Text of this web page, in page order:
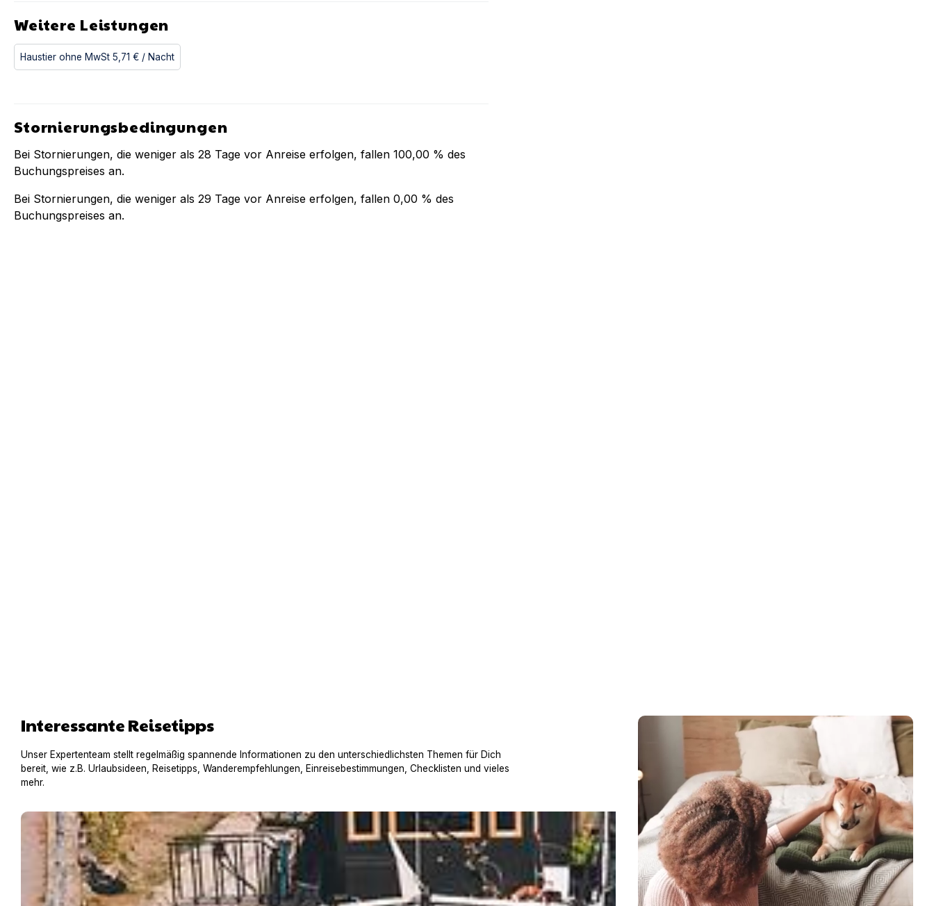
Weitere Leistungen
Haustier ohne MwSt 5,71 € / Nacht
Stornierungsbedingungen
Bei Stornierungen, die weniger als 28 Tage vor Anreise erfolgen, fallen 100,00 % des
Buchungspreises an.
Bei Stornierungen, die weniger als 29 Tage vor Anreise erfolgen, fallen 0,00 % des
Buchungspreises an.
Interessante Reisetipps
Unser Expertenteam stellt regelmäßig spannende Informationen zu den unterschiedlichsten Themen für Dich
bereit, wie z.B. Urlaubsideen, Reisetipps, Wanderempfehlungen, Einreisebestimmungen, Checklisten und vieles
mehr.
Hausboot mit Hund